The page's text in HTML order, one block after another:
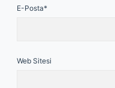
E-Posta*
Web Sitesi